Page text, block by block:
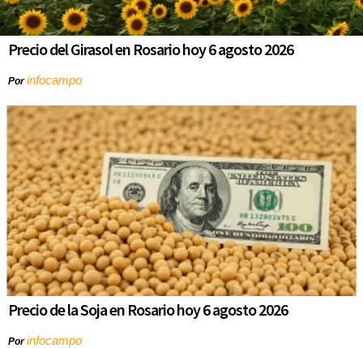
Precio del Girasol en Rosario hoy 6 agosto 2026
Porinfocampo
Precio de la Soja en Rosario hoy 6 agosto 2026
Porinfocampo